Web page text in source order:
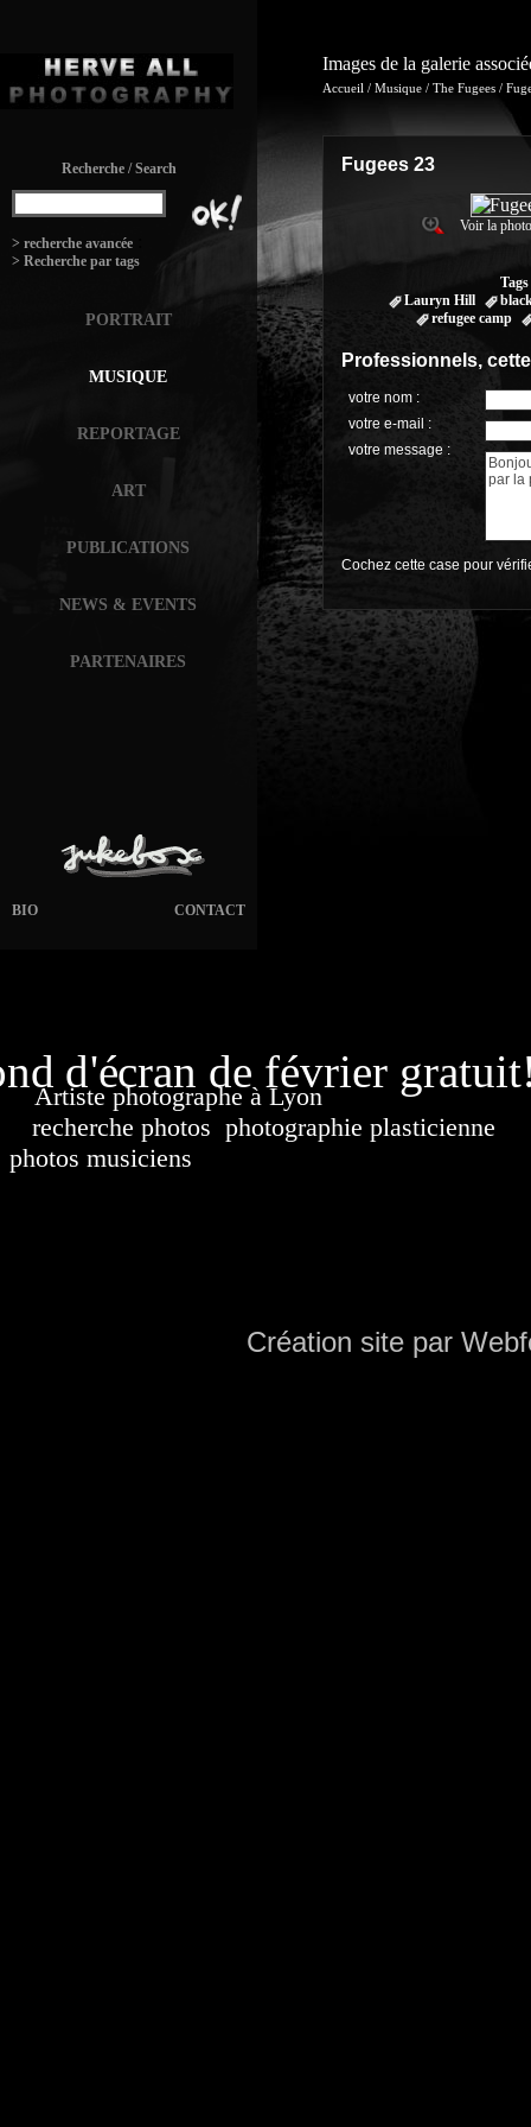
Recherche / Search
> recherche avancée
> Recherche par tags
PORTRAIT
MUSIQUE
REPORTAGE
ART
PUBLICATIONS
NEWS & EVENTS
PARTENAIRES
CONTACT
BIO
Images de la galerie
Accueil / Musique / The Fugees /
Fugees 23
Voir la
Lauryn Hill
refugee camp
Professionnels,
votre nom :
votre e-mail :
votre message :
Cochez cette case pour
d'écran de février
Artiste photographe à LyonFrance. Banque
recherche photos photographie plasticienne
photos musiciens
Création site par